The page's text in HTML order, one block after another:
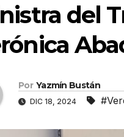
del
Por Yazmín Bustán
DIC 18, 2024